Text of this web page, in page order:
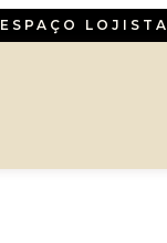
ESPAÇO LOJISTA